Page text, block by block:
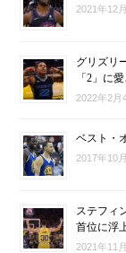
2021年12
グリズリ
「2」に
2022年2月
ベスト・
2017年10
ステフィ
首位に浮
2021年11